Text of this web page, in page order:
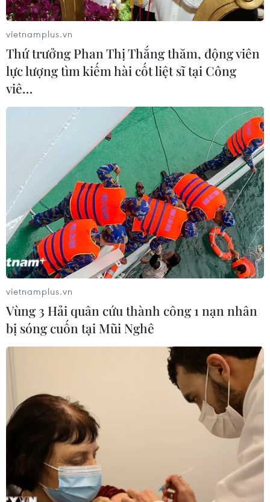
Thượng viện Mỹ thúc đẩy gói viện trợ cho
Ukraine và Israel
13/02/2024 04:52
Gói viện trợ trị giá 95,34 tỷ USD dành cho nước ngoài,
trong đó có Ukraine và Israel đã được Thượng viện Mỹ
thông qua, tuy nhiên khả năng dự luật này sẽ khó có thể
“qua cửa” Hạ viện.
Xung đột Hamas-Israel: WHO kêu gọi
ngừng bắn và đảm bảo an toàn cho viện
vietnamplus.vn
Thứ trưởng Phan Thị Thắng thăm, động viên
lực lượng tìm kiếm hài cốt liệt sĩ tại Công
viê…
vietnamplus.vn
Vùng 3 Hải quân cứu thành công 1 nạn nhân
bị sóng cuốn tại Mũi Nghê